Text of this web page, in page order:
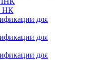
НК
для
для
для